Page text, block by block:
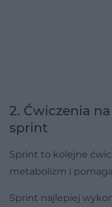
2. Ćwiczenia
sprint
Sprint to kolejne
metabolizm i pomaga
Sprint najlepiej